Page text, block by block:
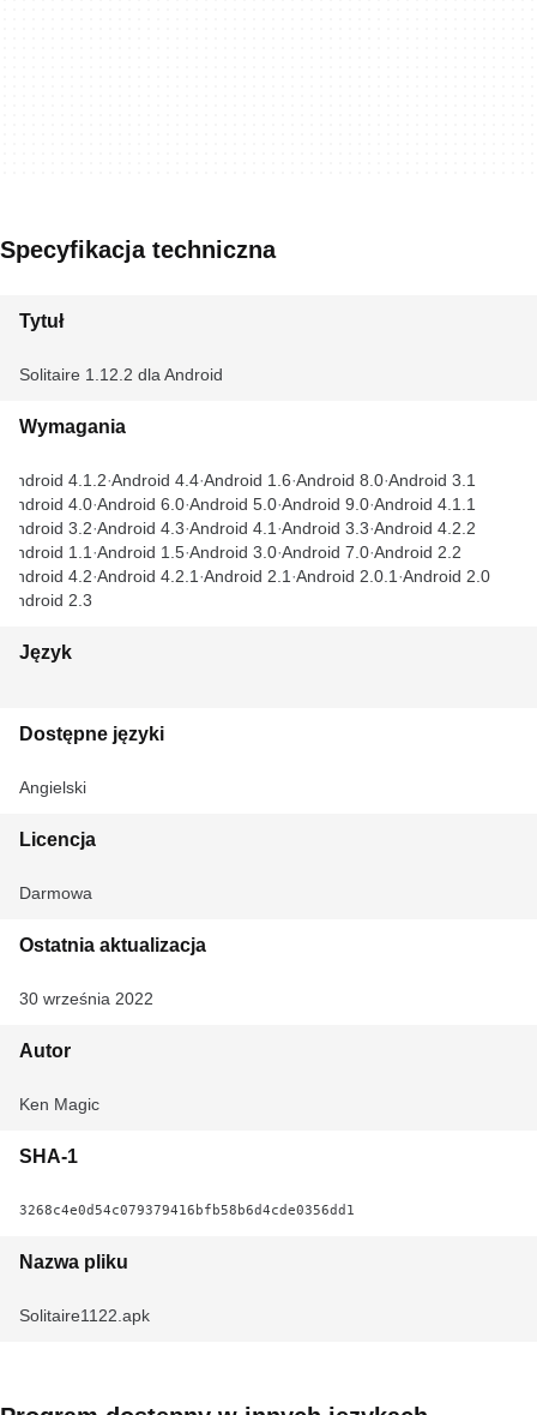
Specyfikacja techniczna
Tytuł
Solitaire 1.12.2 dla Android
Wymagania
Android 4.1.2 Android 4.4 Android 1.6 Android 8.0 Android 3.1
Android 4.0 Android 6.0 Android 5.0 Android 9.0 Android 4.1.1
Android 3.2 Android 4.3 Android 4.1 Android 3.3 Android 4.2.2
Android 1.1 Android 1.5 Android 3.0 Android 7.0 Android 2.2
Android 4.2 Android 4.2.1 Android 2.1 Android 2.0.1 Android 2.0
Android 2.3
Język
Dostępne języki
Angielski
Licencja
Darmowa
Ostatnia aktualizacja
30 września 2022
Autor
Ken Magic
SHA-1
3268c4e0d54c079379416bfb58b6d4cde0356dd1
Nazwa pliku
Solitaire1122.apk